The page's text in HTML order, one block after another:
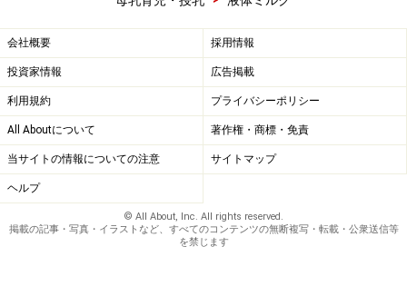
会社概要 採用情報
投資家情報 広告掲載
利用規約 プライバシーポリシー
All Aboutについて 著作権・商標・免責
当サイトの情報についての注意 サイトマップ
ヘルプ
© All About, Inc. All rights reserved.
掲載の記事・写真・イラストなど、すべてのコンテンツの無断複写・転載・公衆送信等
を禁じます